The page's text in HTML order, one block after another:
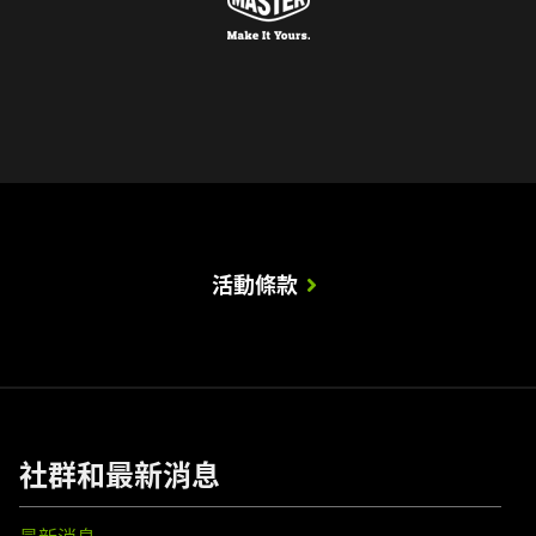
活動條款
社群和最新消息